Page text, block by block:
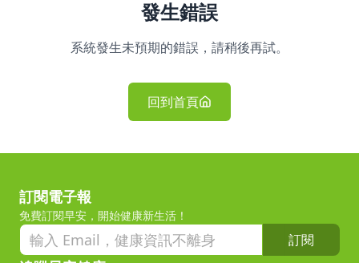
發生錯誤
系統發生未預期的錯誤，請稍後再試。
回到首頁
訂閱電子報
免費訂閱早安，開始健康新生活！
訂閱